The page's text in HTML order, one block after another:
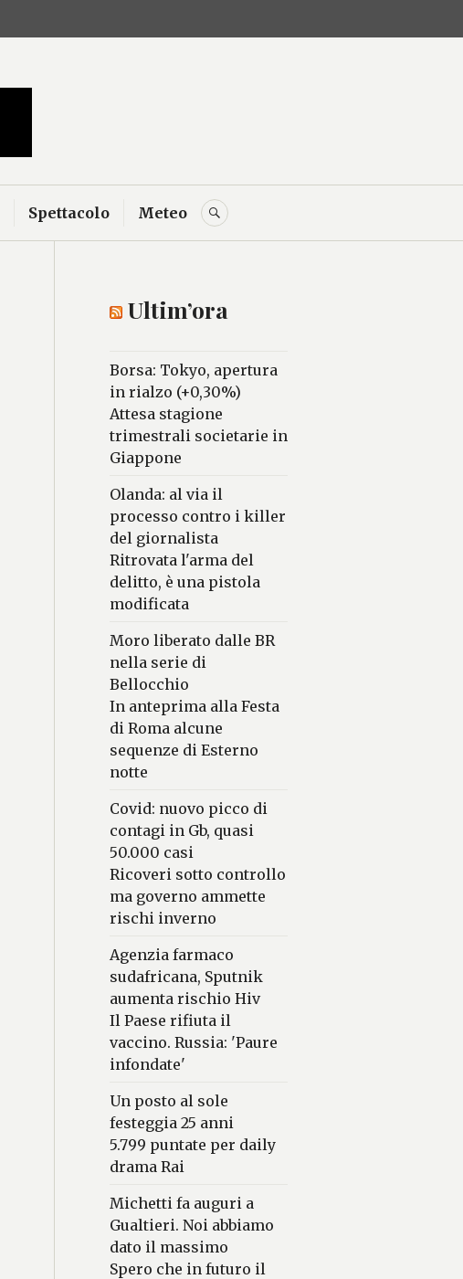
Spettacolo Meteo CERCA
Ultim’ora
Borsa: Tokyo, apertura
in rialzo (+0,30%)
Attesa stagione
trimestrali societarie in
Giappone
Olanda: al via il
processo contro i killer
del giornalista
Ritrovata l'arma del
delitto, è una pistola
modificata
Moro liberato dalle BR
nella serie di
Bellocchio
In anteprima alla Festa
di Roma alcune
sequenze di Esterno
notte
Covid: nuovo picco di
contagi in Gb, quasi
50.000 casi
Ricoveri sotto controllo
ma governo ammette
rischi inverno
Agenzia farmaco
sudafricana, Sputnik
aumenta rischio Hiv
Il Paese rifiuta il
vaccino. Russia: 'Paure
infondate'
Un posto al sole
festeggia 25 anni
5.799 puntate per daily
drama Rai
Michetti fa auguri a
Gualtieri. Noi abbiamo
dato il massimo
Spero che in futuro il